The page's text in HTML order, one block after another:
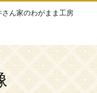
さん家のわがまま工房